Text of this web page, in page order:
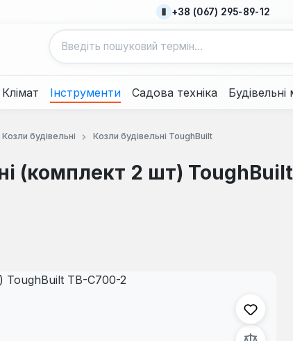
+38 (067) 295-89-12
Клімат Інструменти Садова техніка Будівельні
Козли будівельні Козли будівельні ToughBuilt
(комплект 2 шт)